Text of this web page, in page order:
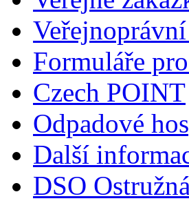
Formuláře
Czech POINT
Odpadové
Další
DSO Ostružná